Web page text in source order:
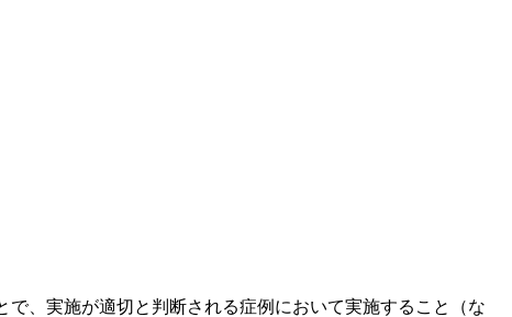
、実施が適切と判断される症例において実施すること（な